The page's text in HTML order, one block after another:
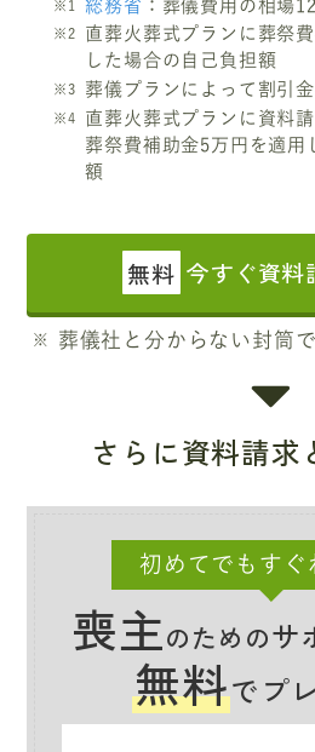
総務省 ：葬儀費用の相場
直葬火葬式プランに葬祭
した場合の自己負担額
葬儀プランによって割引
直葬火葬式プランに資料
葬祭費補助金5万円を適用
額
無料 今すぐ資料
葬儀社と分からない封筒
さらに資料請求
初めてでもすぐ
喪主のためのサ
無料でプ